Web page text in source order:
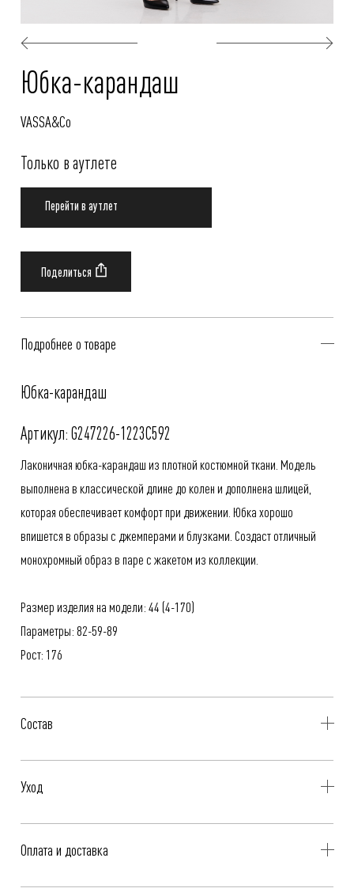
Юбка-карандаш
VASSA&Co
Только в аутлете
Перейти в аутлет
Подробнее о товаре
Юбка-карандаш
Артикул: G247226-1223C592
Лаконичная юбка-карандаш из плотной костюмной ткани. Модель
выполнена в классической длине до колен и дополнена шлицей,
которая обеспечивает комфорт при движении. Юбка хорошо
впишется в образы с джемперами и блузками. Создаст отличный
монохромный образ в паре с жакетом из коллекции.
Размер изделия на модели: 44 (4-170)
Параметры: 82-59-89
Рост: 176
Состав
Уход
- Не стирать, не отбеливать, не отжимать
Оплата и доставка